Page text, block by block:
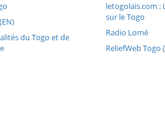
du Togo et de
letogolais.com
sur le Togo
Radio Lomé
ReliefWeb Togo